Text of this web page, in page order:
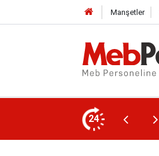
Manşetler
24
Sorun Yaşayan Velilere Çağrı